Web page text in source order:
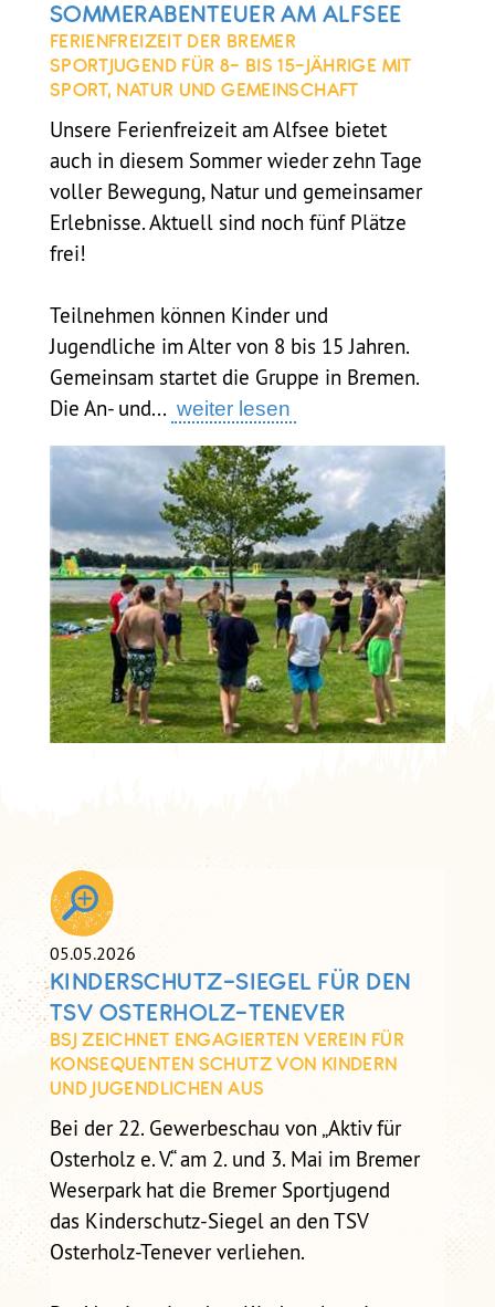
SOMMERABENTEUER AM ALFSEE
FERIENFREIZEIT DER BREMER
SPORTJUGEND FÜR 8- BIS 15-JÄHRIGE MIT
SPORT, NATUR UND GEMEINSCHAFT
Unsere Ferienfreizeit am Alfsee bietet
auch in diesem Sommer wieder zehn Tage
voller Bewegung, Natur und gemeinsamer
Erlebnisse. Aktuell sind noch fünf Plätze
frei!
Teilnehmen können Kinder und
Jugendliche im Alter von 8 bis 15 Jahren.
Gemeinsam startet die Gruppe in Bremen.
Die An- und... weiter lesen
05.05.2026
KINDERSCHUTZ-SIEGEL FÜR DEN
TSV OSTERHOLZ-TENEVER
BSJ ZEICHNET ENGAGIERTEN VEREIN FÜR
KONSEQUENTEN SCHUTZ VON KINDERN
UND JUGENDLICHEN AUS
Bei der 22. Gewerbeschau von „Aktiv für
Osterholz e. V.“ am 2. und 3. Mai im Bremer
Weserpark hat die Bremer Sportjugend
das Kinderschutz-Siegel an den TSV
Osterholz-Tenever verliehen.